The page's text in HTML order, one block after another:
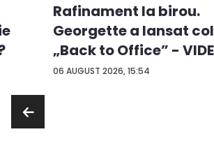
06 AUGUST 2026, 15:54
Rafinament la birou.
Georgette a lansat
„Back to Office” -